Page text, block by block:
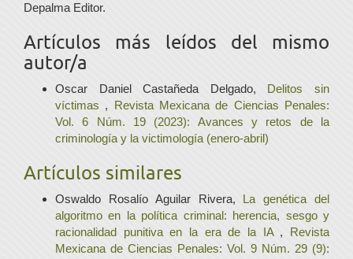
Depalma Editor.
Artículos más leídos del mismo
autor/a
Oscar Daniel Castañeda Delgado, Delitos sin
víctimas , Revista Mexicana de Ciencias Penales:
Vol. 6 Núm. 19 (2023): Avances y retos de la
criminología y la victimología (enero-abril)
Artículos similares
Oswaldo Rosalío Aguilar Rivera, La genética del
algoritmo en la política criminal: herencia, sesgo y
racionalidad punitiva en la era de la IA , Revista
Mexicana de Ciencias Penales: Vol. 9 Núm. 29 (9):